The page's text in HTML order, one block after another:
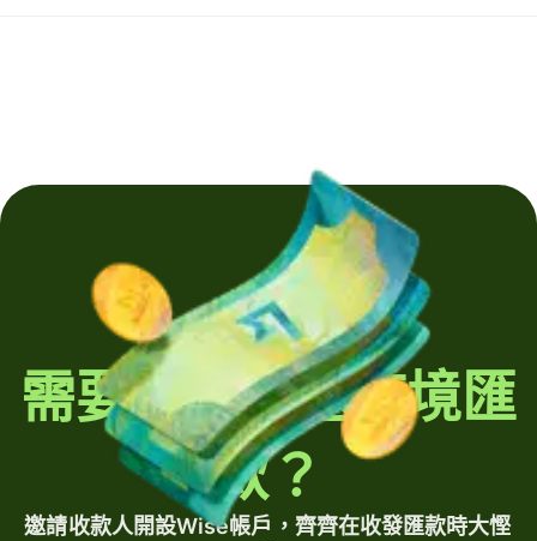
需要定期發送跨境匯
款？
邀請收款人開設Wise帳戶，齊齊在收發匯款時大慳